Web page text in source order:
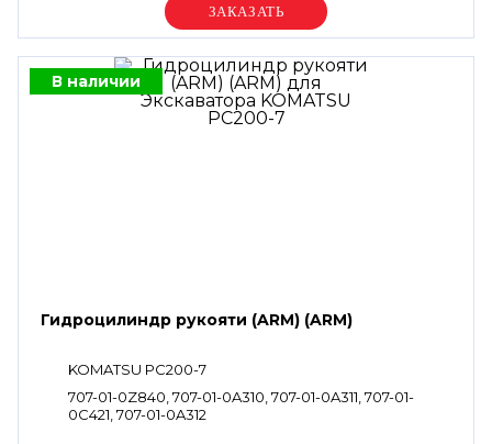
Уточняйте цену
В наличии
Гидроцилиндр рукояти (ARM) (ARM)
KOMATSU PC200-7
707-01-0Z840, 707-01-0A310, 707-01-0A311, 707-01-
0C421, 707-01-0A312